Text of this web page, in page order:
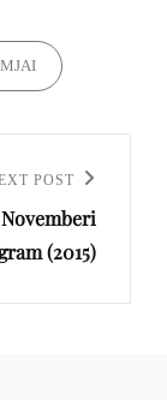
POST
Novemberi
(2015)